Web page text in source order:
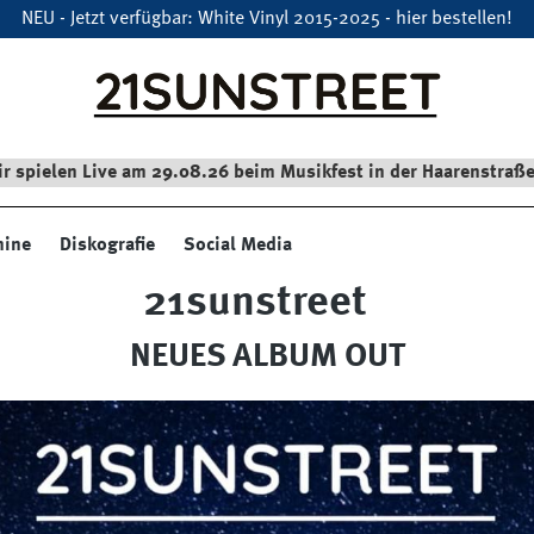
NEU - Jetzt verfügbar: White Vinyl 2015-2025 - hier bestellen!
spielen Live am 29.08.26 beim Musikfest in der
Diskografie Social Media
21sunstreet
NEUES ALBUM OUT